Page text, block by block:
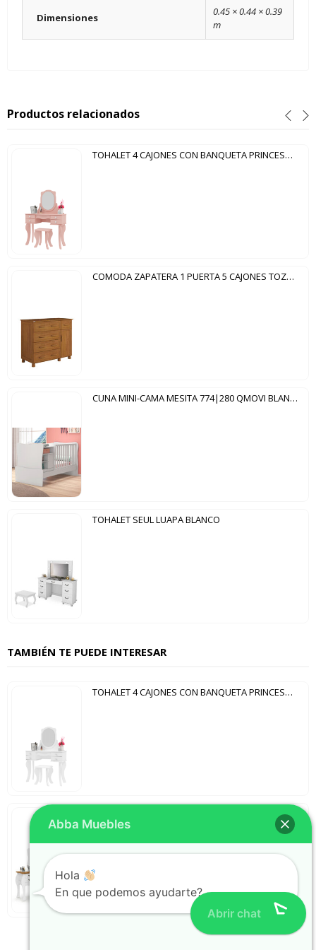
Dimensiones
0.45 × 0.44 × 0.39
m
Productos relacionados
TOHALET 4 CAJONES CON BANQUETA PRINCESA PATRIMAR ROSA
COMODA ZAPATERA 1 PUERTA 5 CAJONES TOZETTO CARVALLO
CUNA MINI-CAMA MESITA 774|280 QMOVI BLANCO
TOHALET SEUL LUAPA BLANCO
TAMBIÉN TE PUEDE INTERESAR
TOHALET 4 CAJONES CON BANQUETA PRINCESA PATRIMAR BLANCO
TOHALET 4 CAJONES CON BANQUETA DUDA PATRIMAR BLANCO | CUMARU
Abrir chat
Abba Muebles
Hola
En que podemos ayudarte?